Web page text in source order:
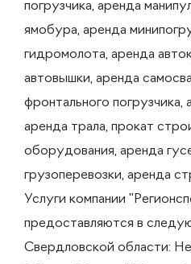
погрузчика, аренда
ямобура, аренда
гидромолота, аренда
автовышки, аренда
фронтального погрузчика,
аренда трала, прокат
оборудования, аренда
грузоперевозки, аренда
Услуги компании
предоставляются в
Свердловской области: